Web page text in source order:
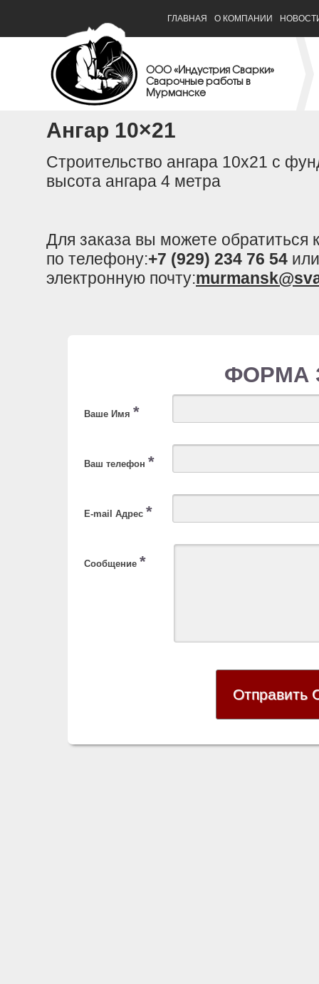
ГЛАВНАЯ О КОМПАНИИ
ООО «Индустрия Сварки»
Сварочные работы в
Мурманске
Ангар 10×21
Строительство ангара 10х21 с
высота ангара 4 метра
Для заказа вы можете
по телефону:+7 (929) 234 76 54
электронную почту:
ФОРМА
Ваше Имя *
Ваш телефон *
E-mail Адрес *
Сообщение *